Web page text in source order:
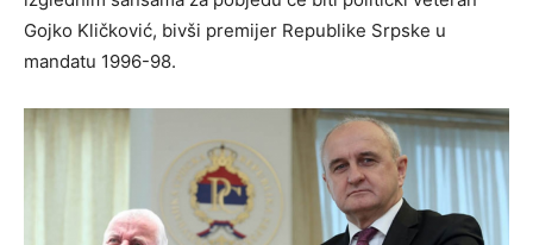
Gojko Kličković, bivši premijer Republike Srpske u
mandatu 1996-98.